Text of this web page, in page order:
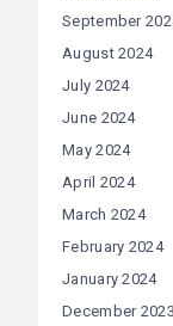
September
August 2024
July 2024
June 2024
May 2024
April 2024
March 2024
February 2024
January 2024
December 2023